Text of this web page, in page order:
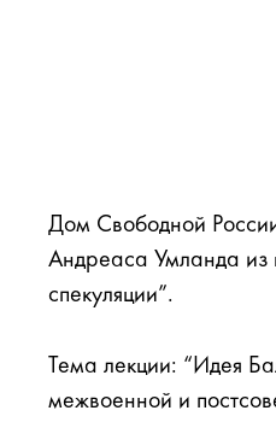
Дом Свободной
Андреаса Умланда из
спекуляции”.
Тема лекции: “Идея
межвоенной и